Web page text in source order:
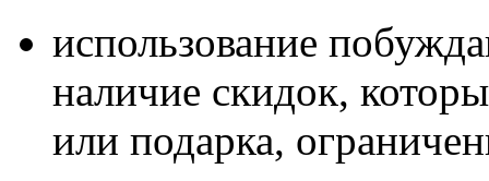
использование
наличие скидок,
или подарка,